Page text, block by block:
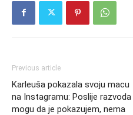
Previous article
Karleuša pokazala svoju macu
na Instagramu: Poslije razvoda
mogu da je pokazujem, nema